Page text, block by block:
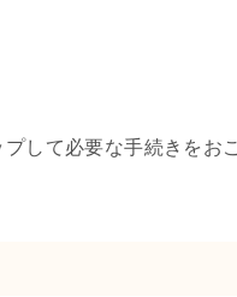
して必要な手続きをお